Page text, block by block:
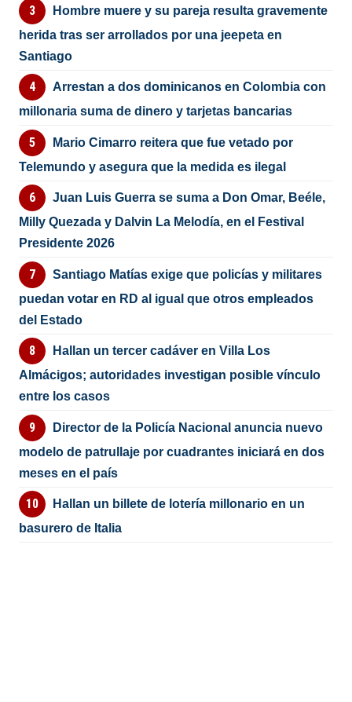
Hombre muere y su pareja resulta gravemente
herida tras ser arrollados por una jeepeta en
Santiago
Arrestan a dos dominicanos en Colombia con
millonaria suma de dinero y tarjetas bancarias
Mario Cimarro reitera que fue vetado por
Telemundo y asegura que la medida es ilegal
Juan Luis Guerra se suma a Don Omar, Beéle,
Milly Quezada y Dalvin La Melodía, en el Festival
Presidente 2026
Santiago Matías exige que policías y militares
puedan votar en RD al igual que otros empleados
del Estado
Hallan un tercer cadáver en Villa Los
Almácigos; autoridades investigan posible vínculo
entre los casos
Director de la Policía Nacional anuncia nuevo
modelo de patrullaje por cuadrantes iniciará en dos
meses en el país
Hallan un billete de lotería millonario en un
basurero de Italia